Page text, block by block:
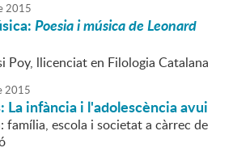
2015
Poesia i música de Leonard
Poy, llicenciat en Filologia Catalana
2015
La infància i l'adolescència avui
família, escola i societat a càrrec de